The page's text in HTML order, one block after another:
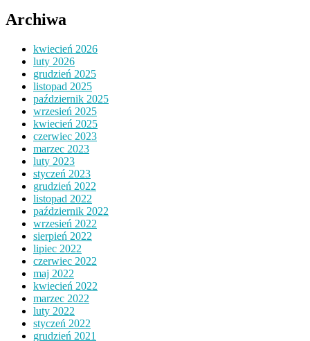
Archiwa
kwiecień 2026
luty 2026
grudzień 2025
listopad 2025
październik 2025
wrzesień 2025
kwiecień 2025
czerwiec 2023
marzec 2023
luty 2023
styczeń 2023
grudzień 2022
listopad 2022
październik 2022
wrzesień 2022
sierpień 2022
lipiec 2022
czerwiec 2022
maj 2022
kwiecień 2022
marzec 2022
luty 2022
styczeń 2022
grudzień 2021